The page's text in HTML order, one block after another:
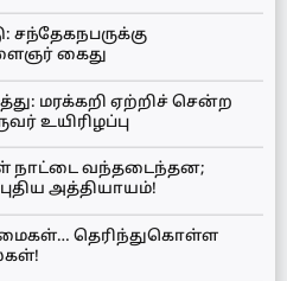
சந்தேகநபருக்கு
கைது
மரக்கறி ஏற்றிச் சென்ற
உயிரிழப்பு
நாட்டை வந்தடைந்தன;
அத்தியாயம்!
தெரிந்துகொள்ள